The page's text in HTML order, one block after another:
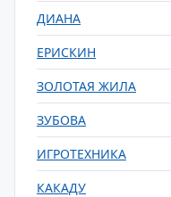
ДИАНА
ЕРИСКИН
ЗОЛОТАЯ ЖИЛА
ЗУБОВА
ИГРОТЕХНИКА
КАКАДУ